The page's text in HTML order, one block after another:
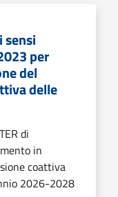
sensi
per
del
delle
di
in
coattiva
2026-2028